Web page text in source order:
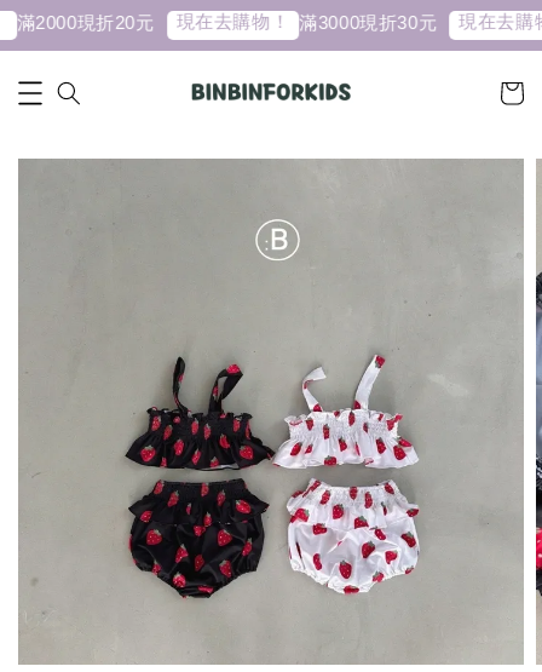
2000現折20元 現在去購物！ 滿3000現折30元 現在去購物